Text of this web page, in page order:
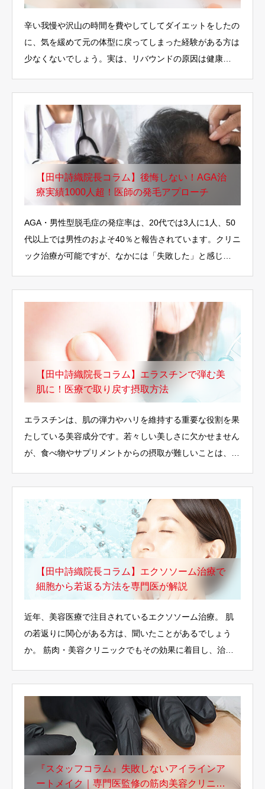
辛い我慢や沢山の時間を費やしてしてダイエットをしたの
に、気を緩めて元の体型に戻ってしまった経験がある方は
少なくないでしょう。実は、リバウンドの原因は健康…
【田中詩織院長コラム】後悔しない！AGA治
療実績1000人超！医師の発毛アプローチ
AGA・男性型脱毛症の発症率は、20代では3人に1人、50
代以上では男性のおよそ40％と報告されています。クリニ
ック治療が可能ですが、なかには「失敗した」と感じ…
【田中詩織院長コラム】エラスチンで弾む美
肌に！医療で取り戻す摂取方法
エラスチンは、肌の弾力やハリを維持する重要な役割を果
たしている美容成分です。若々しい美しさに欠かせません
が、食べ物やサプリメントからの摂取が難しいことは、意
【田中詩織院長コラム】エクソソーム治療で
細胞から若返る方法を専門医が解説
近年、美容医療で注目されているエクソソーム治療。 肌
の若返りに関心がある方は、聞いたことがあるでしょう
か。 筋肉・美容クリニックでもその効果に着目し、治療
『スタッフコラム』失敗しないアイラインア
ートメイク｜専門医監修の筋肉美容クリニッ